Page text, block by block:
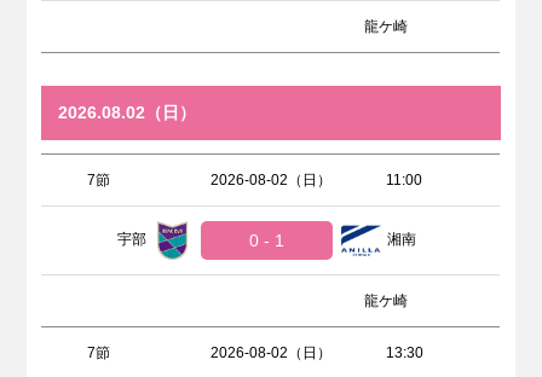
龍ケ崎
2026.08.02（日）
7節 2026-08-02（日） 11:00
宇部 0 - 1 湘南
龍ケ崎
7節 2026-08-02（日） 13:30